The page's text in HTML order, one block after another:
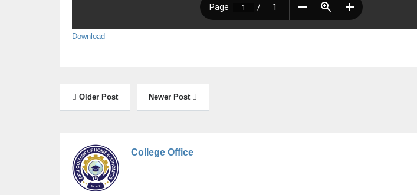
Download
Older Post Newer Post
College Office